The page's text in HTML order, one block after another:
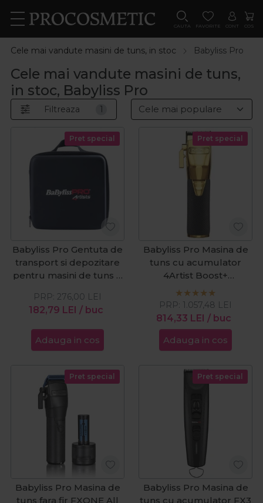
CAUTA FAVORITE CONT COS
Cele mai vandute masini de tuns, in stoc Babyliss Pro
Cele mai vandute masini de tuns,
in stoc, Babyliss Pro
Filtreaza 1
Pret special
Babyliss Pro Gentuta de
transport si depozitare
pentru masini de tuns si
182,79 LEI / buc
PRP: 276,00 LEI
Adauga in cos
Pret special
Babyliss Pro Masina de
tuns cu acumulator
4Artist Boost+
Black&Gold
814,33 LEI / buc
PRP: 1.057,48 LEI
Adauga in cos
Pret special
Babyliss Pro Masina de
tuns fara fir FXONE All
Pret special
Babyliss Pro Masina de
tuns cu acumulator FX3